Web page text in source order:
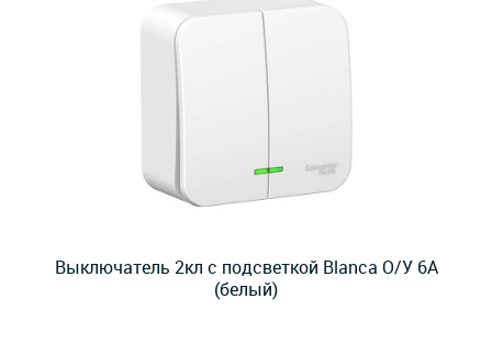
Выключатель 2кл с подсветкой Blanca О/У 6А
(белый)